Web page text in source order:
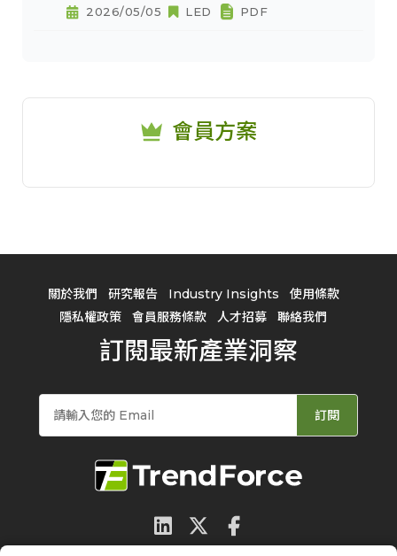
2026/05/05 LED PDF
會員方案
關於我們 研究報告 Industry Insights
使用條款
隱私權政策
會員服務條款 人才招募 聯絡我們
訂閱最新產業洞察
訂閱